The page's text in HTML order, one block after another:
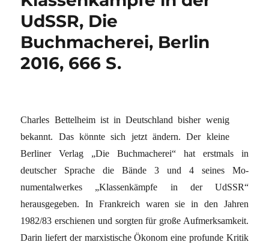
UdSSR, Die
Buchmacherei, Berlin
2016, 666 S.
Charles Bettelheim ist in Deutschland bisher wenig
bekannt. Das könnte sich jetzt ändern. Der kleine
Berliner Verlag „Die Buchmacherei“ hat erstmals in
deutscher Sprache die Bände 3 und 4 seines Mo-
numentalwerkes „Klassenkämpfe in der UdSSR“
herausgegeben. In Frankreich waren sie in den Jahren
1982/83 erschienen und sorgten für große Aufmerksamkeit.
Darin liefert der marxistische Ökonom eine profunde Kritik